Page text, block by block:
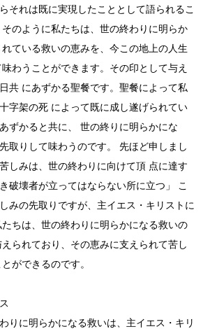
それは既に実現したこととして語られるこ
のように私たちは、世の終わりに明らか
ている救いの恵みを、今この地上の人生
わうことができます。その印として与え
共 にあずかる聖餐です。聖餐によって私
字架の死 によって既に成し遂げられてい
ずかると共に、 世の終りに明らかにな
取りして味わうのです。 先ほど申しまし
しみは、世の終わりに向けて頂 点に達す
破壊者が立ってはならない所に立つ」 こ
みの先取りですが、主イエス・キリストに
ちは、世の終わりに明らかになる救いの
られており、その恵みに支えられて苦し
ができるのです。
りに明らかになる救いは、主イエス・キリ